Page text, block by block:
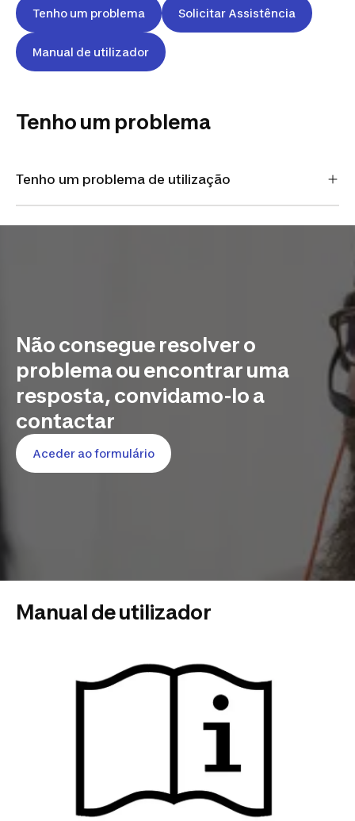
Tenho um problema Solicitar Assistência
Manual de utilizador
Tenho um problema
Tenho um problema de utilização
Não consegue resolver o
problema ou encontrar uma
resposta, convidamo-lo a
contactar
Aceder ao formulário
Manual de utilizador